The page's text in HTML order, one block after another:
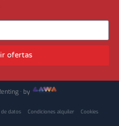
ofertas
· by
de datos Condiciones alquiler Cookies